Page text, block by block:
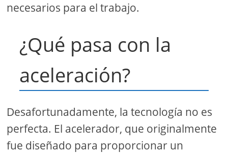
necesarios para el trabajo.
¿Qué pasa con la
aceleración?
Desafortunadamente, la tecnología no es
perfecta. El acelerador, que originalmente
fue diseñado para proporcionar un